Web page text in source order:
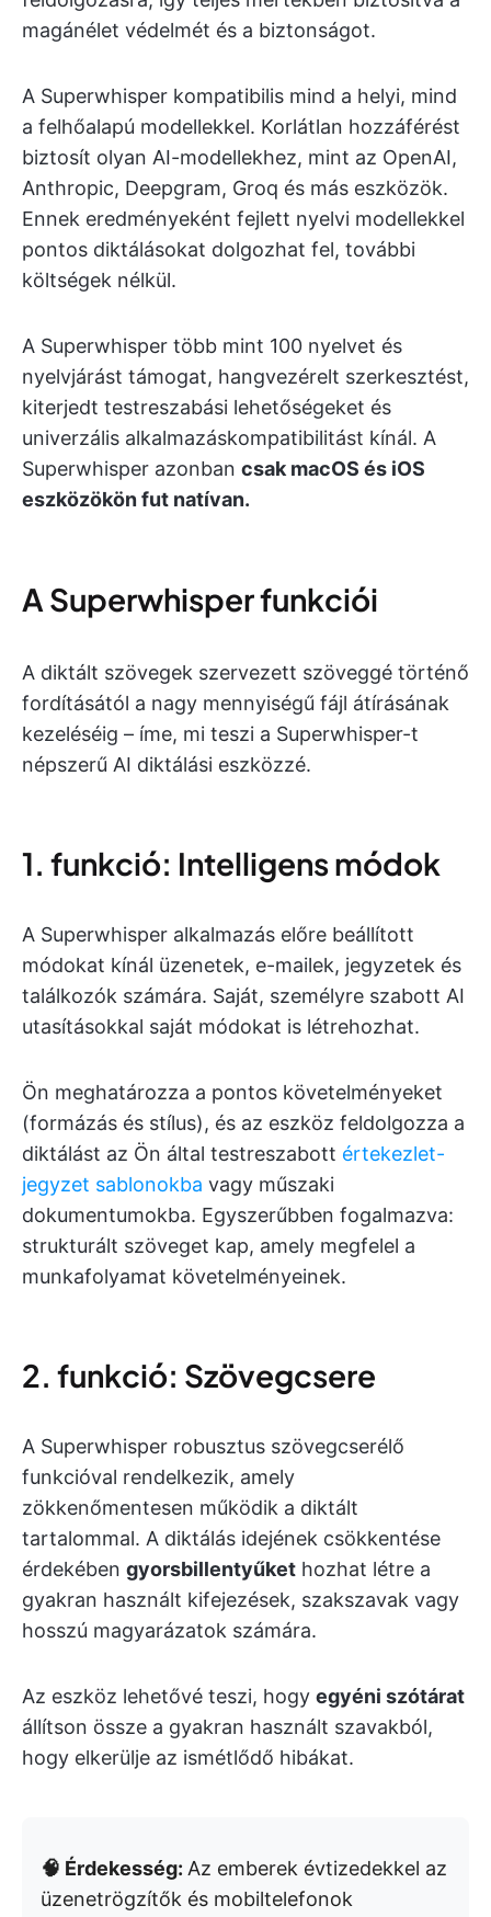
magánélet védelmét és a biztonságot.
A Superwhisper kompatibilis mind a helyi, mind
a felhőalapú modellekkel. Korlátlan hozzáférést
biztosít olyan AI-modellekhez, mint az OpenAI,
Anthropic, Deepgram, Groq és más eszközök.
Ennek eredményeként fejlett nyelvi modellekkel
pontos diktálásokat dolgozhat fel, további
költségek nélkül.
A Superwhisper több mint 100 nyelvet és
nyelvjárást támogat, hangvezérelt szerkesztést,
kiterjedt testreszabási lehetőségeket és
univerzális alkalmazáskompatibilitást kínál. A
Superwhisper azonban csak macOS és iOS
eszközökön fut natívan.
A Superwhisper funkciói
A diktált szövegek szervezett szöveggé történő
fordításától a nagy mennyiségű fájl átírásának
kezeléséig – íme, mi teszi a Superwhisper-t
népszerű AI diktálási eszközzé.
1. funkció: Intelligens módok
A Superwhisper alkalmazás előre beállított
módokat kínál üzenetek, e-mailek, jegyzetek és
találkozók számára. Saját, személyre szabott AI
utasításokkal saját módokat is létrehozhat.
Ön meghatározza a pontos követelményeket
(formázás és stílus), és az eszköz feldolgozza a
diktálást az Ön által testreszabott értekezlet-
jegyzet sablonokba vagy műszaki
dokumentumokba. Egyszerűbben fogalmazva:
strukturált szöveget kap, amely megfelel a
munkafolyamat követelményeinek.
2. funkció: Szövegcsere
A Superwhisper robusztus szövegcserélő
funkcióval rendelkezik, amely
zökkenőmentesen működik a diktált
tartalommal. A diktálás idejének csökkentése
érdekében gyorsbillentyűket hozhat létre a
gyakran használt kifejezések, szakszavak vagy
hosszú magyarázatok számára.
Az eszköz lehetővé teszi, hogy egyéni szótárat
állítson össze a gyakran használt szavakból,
hogy elkerülje az ismétlődő hibákat.
🧠 Érdekesség: Az emberek évtizedekkel az
üzenetrögzítők és mobiltelefonok